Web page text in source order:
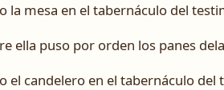
la mesa en el tabernáculo del
ella puso por orden los panes
el candelero en el tabernáculo